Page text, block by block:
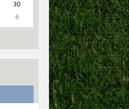
30
6